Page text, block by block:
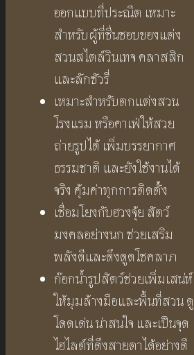
ออกแบบที่ประณีต เหมาะ
สำหรับผู้ที่ชื่นชอบของแต่ง
สวนสไตล์วินเทจ คลาสสิก
และลักชัวรี่
เหมาะสำหรับตกแต่งสวน
โรงแรม หรือคาเฟ่ให้สวย
ถ่ายรูปได้ เพิ่มบรรยากาศ
ธรรมชาติ และยังใช้งานได้
จริง คุ้มค่าทุกการติดตั้ง
เชื่อมโยงกับฮวงจุ้ย สัตว์
มงคลอย่างนก ช่วยเสริม
พลังดีและดึงดูดโชคลาภ
ก๊อกน้ำรูปสัตว์ช่วยเพิ่มเสน่ห์
ให้มุมล้างมือและพื้นที่สวน ดู
โดดเด่น น่าสนใจ และเป็นจุด
ไฮไลต์ที่ดึงสายตาได้อย่างดี